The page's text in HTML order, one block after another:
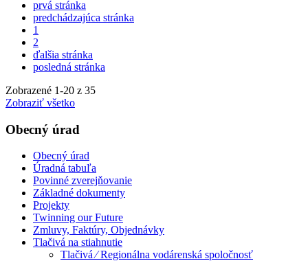
prvá stránka
predchádzajúca stránka
1
2
ďalšia stránka
posledná stránka
Zobrazené 1-20 z 35
Zobraziť všetko
Obecný úrad
Obecný úrad
Úradná tabuľa
Povinné zverejňovanie
Základné dokumenty
Projekty
Twinning our Future
Zmluvy, Faktúry, Objednávky
Tlačivá na stiahnutie
Tlačivá ⁄ Regionálna vodárenská spoločnosť